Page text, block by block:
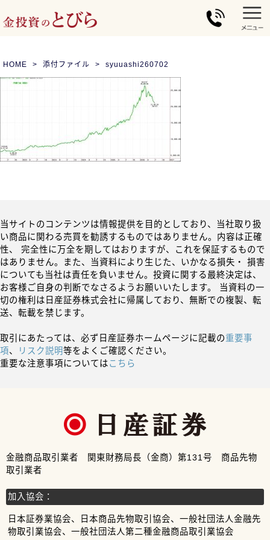
HOME 添付ファイル syuuashi260702
当サイトのコンテンツは情報提供を目的としており、当社取り扱
い商品に関わる売買を勧誘するものではありません。内容は正確
性、 完全性に万全を期してはおりますが、これを保証するもので
はありません。また、当資料により生じた、いかなる損失・ 損害
についても当社は責任を負いません。投資に関する最終決定は、
お客様ご自身の判断でなさるようお願いいたします。 当資料の一
切の権利は日産証券株式会社に帰属しており、無断での複製、転
送、転載を禁じます。
取引にあたっては、必ず日産証券ホームページに記載の重要事
項、 リスク説明等をよくご確認ください。
重要な注意事項についてはこちら
金融商品取引業者 関東財務局長（金商）第131号 商品先物
取引業者
加入協会：
日本証券業協会、日本商品先物取引協会、一般社団法人金融先
物取引業協会、一般社団法人第二種金融商品取引業協会